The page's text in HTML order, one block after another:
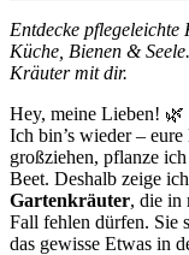
Entdecke
Küche, Bienen &
Kräuter mit dir.
Hey, meine Lieben! 🌿
Ich bin’s wieder –
großziehen, pflanze
Beet. Deshalb zeige
Gartenkräuter, die in
Fall fehlen dürfen. Sie
das gewisse Etwas in